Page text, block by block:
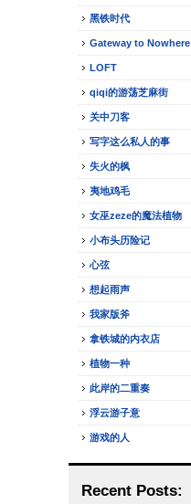
黑铁时代
Gateway to Nowhere
LOFT
qiqi的游荡芝麻街
关中刀客
写字这么私人的事
失火的枫
夷地鸡毛
女巫zeze的魔法植物
小布头历险记
心弦
想起雨声
我家版斧
拿铁城的内衣店
植物一种
此岸的二重奏
浮云游子意
游戏的人
Recent Posts: